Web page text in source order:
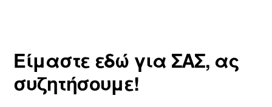
Είμαστε εδώ για ΣΑΣ, ας
συζητήσουμε!